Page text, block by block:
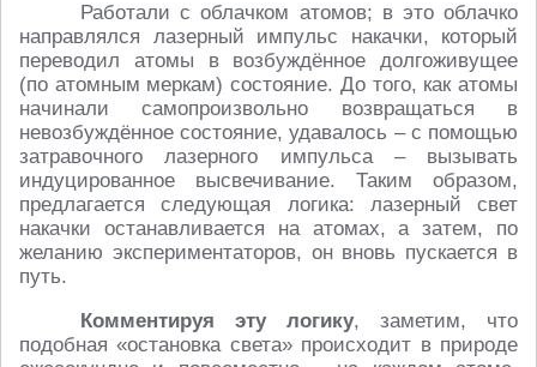
Работали с облачком атомов; в это облачко
направлялся лазерный импульс накачки, который
переводил атомы в возбуждённое долгоживущее
(по атомным меркам) состояние. До того, как атомы
начинали самопроизвольно возвращаться в
невозбуждённое состояние, удавалось – с помощью
затравочного лазерного импульса – вызывать
индуцированное высвечивание. Таким образом,
предлагается следующая логика: лазерный свет
накачки останавливается на атомах, а затем, по
желанию экспериментаторов, он вновь пускается в
путь.
Комментируя эту логику, заметим, что
подобная «остановка света» происходит в природе